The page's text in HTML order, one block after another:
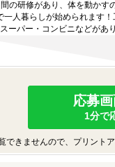
の研修があり、体を動か
一人暮らしが始められます
ーパー・コンビニなどがあ
応募
1分で
きませんので、プリントア